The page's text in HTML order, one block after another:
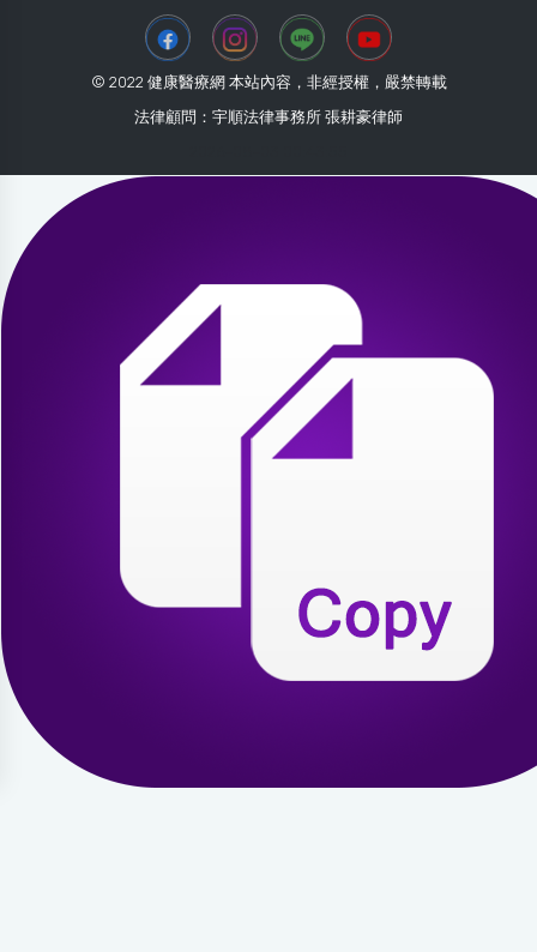
© 2022 健康醫療網 本站內容，非經授權，嚴禁轉載
法律顧問：宇順法律事務所 張耕豪律師